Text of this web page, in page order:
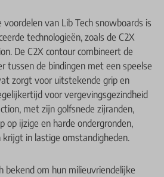
van Lib Tech snowboards is
technologieën, zoals de C2X
De C2X contour combineert de
tussen de bindingen met een speelse
zorgt voor uitstekende grip en
voor vergevingsgezindheid
met zijn golfsnede zijranden,
op ijzige en harde ondergronden,
in lastige omstandigheden.
bekend om hun milieuvriendelijke